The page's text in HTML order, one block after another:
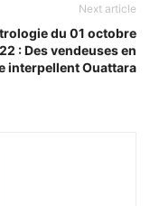
Next article
du 01 octobre
: Des vendeuses en
interpellent Ouattara